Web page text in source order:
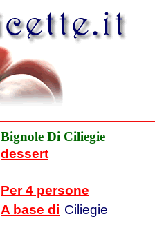
Bignole Di Ciliegie
dessert
Per 4 persone
A base di Ciliegie